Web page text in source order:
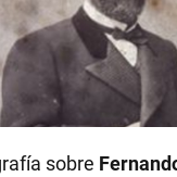
sobre